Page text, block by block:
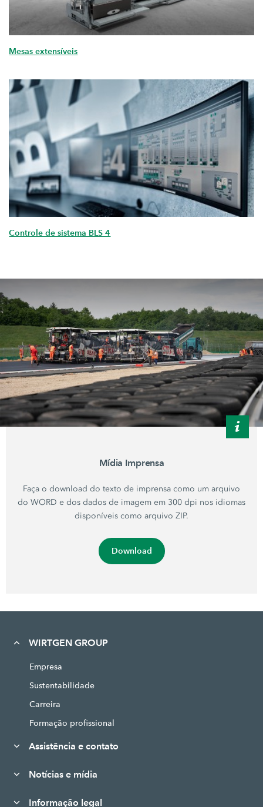
Mesas extensíveis
Controle de sistema BLS 4
Mídia Imprensa
Faça o download do texto de imprensa como um arquivo
do WORD e dos dados de imagem em 300 dpi nos idiomas
disponíveis como arquivo ZIP.
Download
WIRTGEN GROUP
Empresa
Sustentabilidade
Carreira
Formação profissional
Assistência e contato
Notícias e mídia
Informação legal